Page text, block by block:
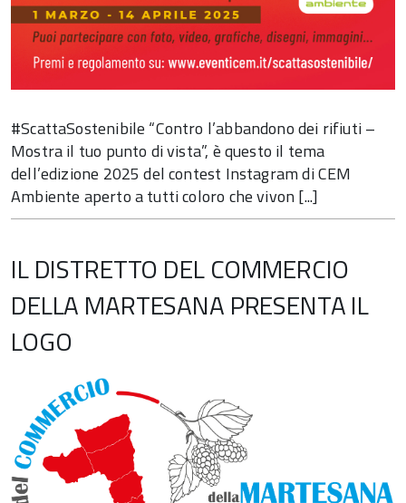
#ScattaSostenibile “Contro l’abbandono dei rifiuti –
Mostra il tuo punto di vista”, è questo il tema
dell’edizione 2025 del contest Instagram di CEM
Ambiente aperto a tutti coloro che vivon [...]
IL DISTRETTO DEL COMMERCIO
DELLA MARTESANA PRESENTA IL
LOGO